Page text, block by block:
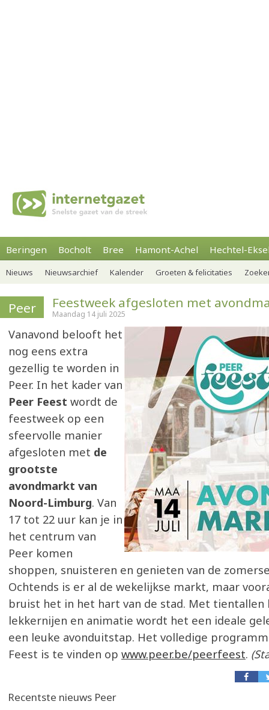
Beringen Bocholt Bree Hamont-Achel Hechtel-
Nieuws Nieuwsarchief Kalender Groeten & felicitaties
Peer Feestweek afgesloten met
Maandag 14 juli 2025
Vanavond belooft het
nog eens extra
gezellig te worden in
Peer. In het kader van
Peer Feest wordt de
feestweek op een
sfeervolle manier
afgesloten met de
grootste
avondmarkt van
Noord-Limburg. Van
17 tot 22 uur kan je in
het centrum van
Peer komen
shoppen, snuisteren en genieten van de zomerse
Ochtends is er al de wekelijkse markt, maar
bruist het in het hart van de stad. Met tientallen
lekkernijen en animatie wordt het een ideale
een leuke avonduitstap. Het volledige
Feest is te vinden op www.peer.be/peerfeest.
Recentste nieuws Peer